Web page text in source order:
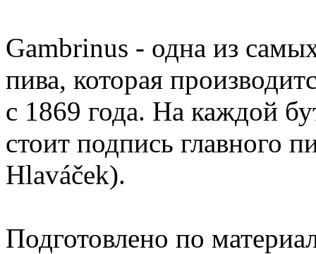
Gambrinus - одна из
пива, которая
с 1869 года. На каждой
стоит подпись главного
Hlaváček).
Подготовлено по